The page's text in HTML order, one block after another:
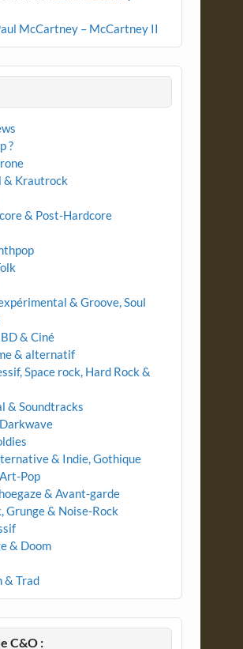
McCartney – McCartney II
?
& Krautrock
& Post-Hardcore
& Groove, Soul
& Ciné
& alternatif
Space rock, Hard Rock &
& Soundtracks
& Indie, Gothique
Pop
& Avant-garde
Grunge & Noise-Rock
& Doom
& Trad
C&O :